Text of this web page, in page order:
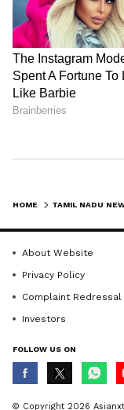
4
6
காலாண்டுத்
காலாண்டுத்
தேதி முதல்
காலாண்டு
9 நாட்கள்
HOME TAMIL NADU
About Website
Privacy Policy
Complaint Redressal -
Investors
FOLLOW US ON
© Copyright 2026